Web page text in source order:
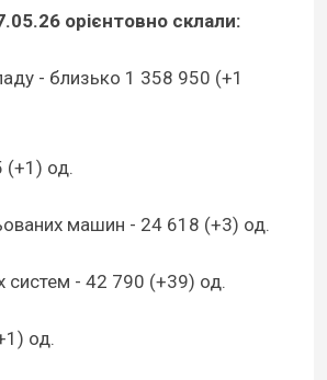
орієнтовно склали:
- близько 1 358 950 (+1
(+1) од.
машин - 24 618 (+3) од.
систем - 42 790 (+39) од.
од.